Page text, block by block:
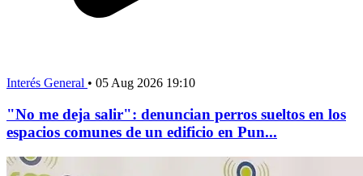
Interés General • 05 Aug 2026 19:10
"No me deja salir": denuncian perros sueltos en los
espacios comunes de un edificio en Pun...